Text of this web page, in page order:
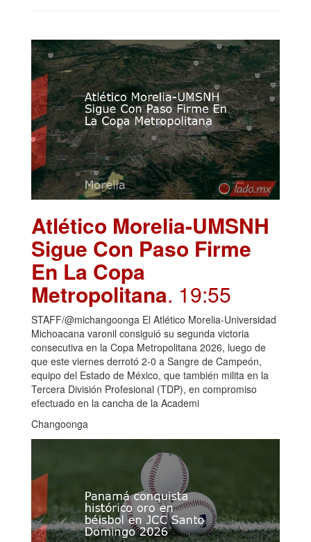
Atlético Morelia-UMSNH
Sigue Con Paso Firme
En La Copa
Metropolitana. 19:55
STAFF/@michangoonga El Atlético Morelia-Universidad
Michoacana varonil consiguió su segunda victoria
consecutiva en la Copa Metropolitana 2026, luego de
que este viernes derrotó 2-0 a Sangre de Campeón,
equipo del Estado de México, que también milita en la
Tercera División Profesional (TDP), en compromiso
efectuado en la cancha de la Academi
Changoonga